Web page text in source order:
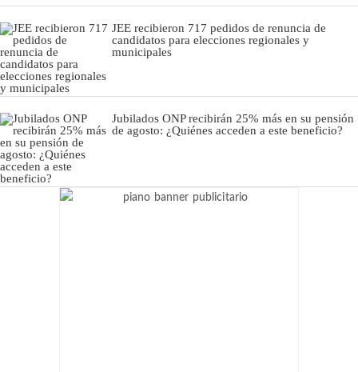
JEE recibieron 717 pedidos de renuncia de
candidatos para elecciones regionales y
municipales
Jubilados ONP recibirán 25% más en su pensión
de agosto: ¿Quiénes acceden a este beneficio?